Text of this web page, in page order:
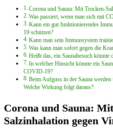
Corona und Sauna: Mit Trocken-
Was passiert, wenn man sich mit
Kann ein gut funktionierendes
19 schützen?
Kann man sein Immunsystem
Was kann man sofort gegen die
Heißt das, ein Saunabesuch könnte
In welcher Hinsicht könnte ein
COVID-19?
Beim Aufguss in der Sauna
Welche Wirkung folgt daraus?
Corona und Sauna:
Salzinhalation gegen